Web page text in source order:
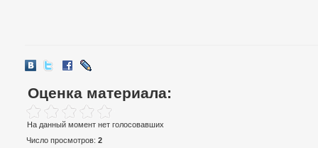
Оценка материала:
На данный момент нет голосовавших
Число просмотров:2